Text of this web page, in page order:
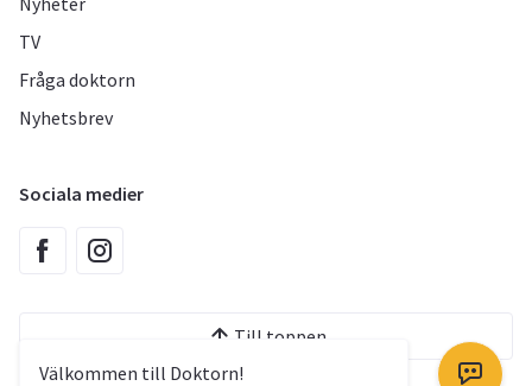
Välkommen till Doktorn!
TV
Fråga doktorn
Nyhetsbrev
Sociala medier
Till toppen